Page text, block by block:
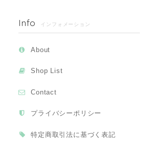
Info インフォメーション
About
Shop List
Contact
プライバシーポリシー
特定商取引法に基づく表記